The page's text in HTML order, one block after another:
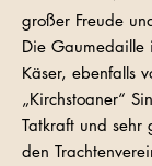
großer Freude
Die Gaumedaille
Käser, ebenfalls
„Kirchstoaner“
Tatkraft und sehr
den